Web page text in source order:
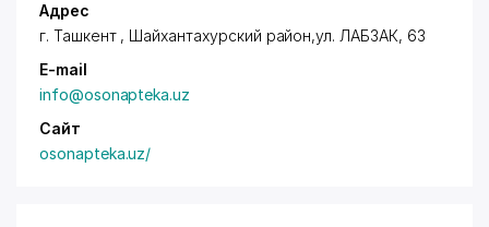
Адрес
г. Ташкент , Шайхантахурский район,ул. ЛАБЗАК, 63
E-mail
info@osonapteka.uz
Сайт
osonapteka.uz/